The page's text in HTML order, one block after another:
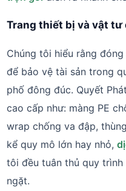
Trang thiết bị và vật tư
Chúng tôi hiểu rằng
để bảo vệ tài sản trong
phố đông đúc. Quyết
cao cấp như: màng PE
wrap chống va đập,
kể quy mô lớn hay nhỏ,
tôi đều tuân thủ quy
ngặt.